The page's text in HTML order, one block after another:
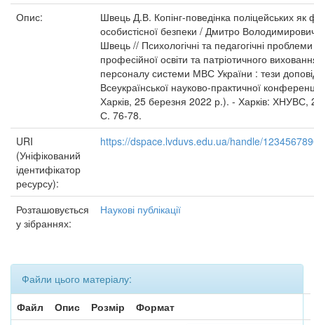
Опис:
Швець Д.В. Копінг-поведінка поліцейських як
особистісної безпеки / Дмитро
Швець // Психологічні та педагогічні проблеми
професійної освіти та патріотичного
персоналу системи МВС України : тези
Всеукраїнської науково-практичної
Харків, 25 березня 2022 р.). - Харків: ХНУВС,
С. 76-78.
URI
(Уніфікований
ідентифікатор
ресурсу):
https://dspace.lvduvs.edu.ua/handle/
Розташовується
у зібраннях:
Наукові публікації
Файли цього матеріалу:
Файл
Опис Розмір
Формат